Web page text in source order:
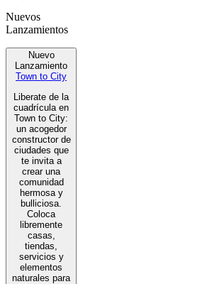
Nuevos
Lanzamientos
Nuevo
Lanzamiento
Town to City
Liberate de la
cuadrícula en
Town to City:
un acogedor
constructor de
ciudades que
te invita a
crear una
comunidad
hermosa y
bulliciosa.
Coloca
libremente
casas,
tiendas,
servicios y
elementos
naturales para